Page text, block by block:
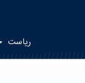
ریاست